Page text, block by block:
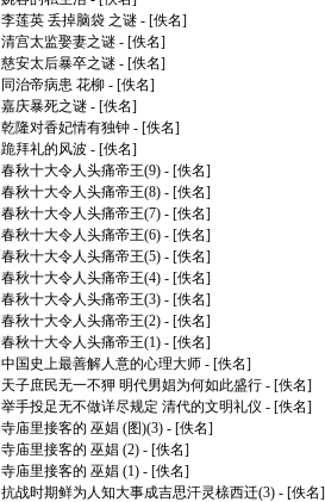
李莲英 丢掉脑袋 之谜 - [佚名]
清宫太监娶妻之谜 - [佚名]
慈安太后暴卒之谜 - [佚名]
同治帝病患 花柳 - [佚名]
嘉庆暴死之谜 - [佚名]
乾隆对香妃情有独钟 - [佚名]
跪拜礼的风波 - [佚名]
春秋十大令人头痛帝王(9) - [佚名]
春秋十大令人头痛帝王(8) - [佚名]
春秋十大令人头痛帝王(7) - [佚名]
春秋十大令人头痛帝王(6) - [佚名]
春秋十大令人头痛帝王(5) - [佚名]
春秋十大令人头痛帝王(4) - [佚名]
春秋十大令人头痛帝王(3) - [佚名]
春秋十大令人头痛帝王(2) - [佚名]
春秋十大令人头痛帝王(1) - [佚名]
中国史上最善解人意的心理大师 - [佚名]
天子庶民无一不狎 明代男娼为何如此盛行 - [佚名]
举手投足无不做详尽规定 清代的文明礼仪 - [佚名]
寺庙里接客的 巫娼 (图)(3) - [佚名]
寺庙里接客的 巫娼 (2) - [佚名]
寺庙里接客的 巫娼 (1) - [佚名]
抗战时期鲜为人知大事成吉思汗灵榇西迁(3) - [佚名]